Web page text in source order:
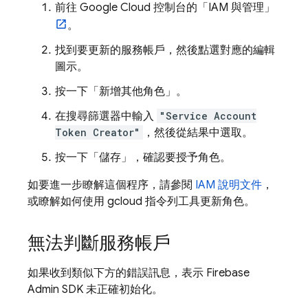
前往 Google Cloud 控制台的「IAM 與管理」
。
找到要更新的服務帳戶，然後點選對應的編輯
圖示。
按一下「新增其他角色」 。
在搜尋篩選器中輸入 "Service Account
Token Creator"
，然後從結果中選取。
按一下「儲存」
，確認要授予角色。
如要進一步瞭解這個程序，請參閱 IAM 說明文件 ，
或瞭解如何使用 gcloud 指令列工具更新角色。
無法判斷服務帳戶
如果收到類似下方的錯誤訊息，表示 Firebase
Admin SDK 未正確初始化。